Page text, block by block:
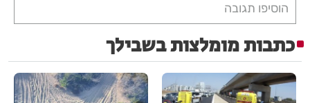
הוסיפו תגובה
כתבות מומלצות בשבילך